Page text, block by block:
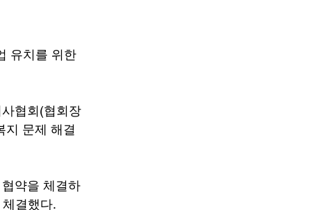
유치를 위한
협회(협회장
지 문제 해결
약을 체결하
결했다.